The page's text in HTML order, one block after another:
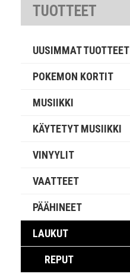
TUOTTEET
UUSIMMAT TUOTTEET
POKEMON KORTIT
MUSIIKKI
KÄYTETYT MUSIIKKI
VINYYLIT
VAATTEET
PÄÄHINEET
LAUKUT
REPUT